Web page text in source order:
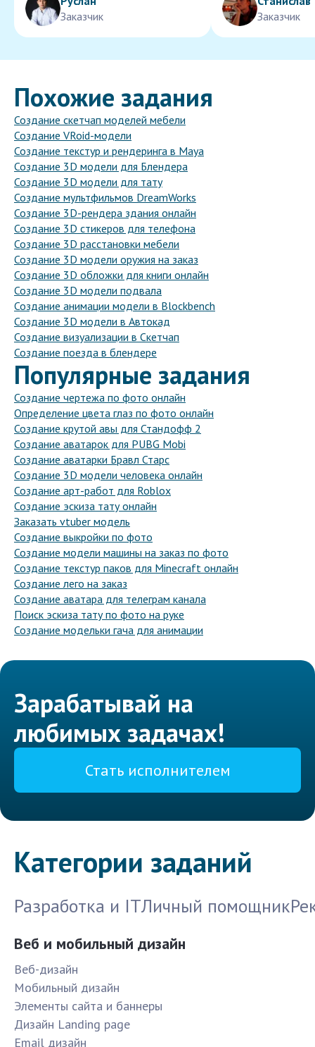
Заказчик
Заказчик
Похожие задания
Создание скетчап моделей мебели
Создание VRoid-модели
Создание текстур и рендеринга в Maya
Создание 3D модели для Блендера
Создание 3D модели для тату
Создание мультфильмов DreamWorks
Создание 3D-рендера здания онлайн
Создание 3D стикеров для телефона
Создание 3D расстановки мебели
Создание 3D модели оружия на заказ
Создание 3D обложки для книги онлайн
Создание 3D модели подвала
Создание анимации модели в Blockbench
Создание 3D модели в Автокад
Создание визуализации в Скетчап
Создание поезда в блендере
Популярные задания
Создание чертежа по фото онлайн
Определение цвета глаз по фото онлайн
Создание крутой авы для Стандофф 2
Создание аватарок для PUBG Mobi
Создание аватарки Бравл Старс
Создание 3D модели человека онлайн
Создание арт-работ для Roblox
Создание эскиза тату онлайн
Заказать vtuber модель
Создание выкройки по фото
Создание модели машины на заказ по фото
Создание текстур паков для Minecraft онлайн
Создание лего на заказ
Создание аватара для телеграм канала
Поиск эскиза тату по фото на руке
Создание модельки гача для анимации
Зарабатывай на
любимых задачах!
Стать исполнителем
Категории заданий
Разработка и ITЛичный помощник
Веб и мобильный дизайн
Веб-дизайн
Мобильный дизайн
Элементы сайта и баннеры
Дизайн Landing page
Email дизайн